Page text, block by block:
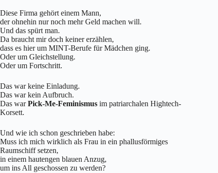
Diese Firma gehört einem Mann,
der ohnehin nur noch mehr Geld machen will.
Und das spürt man.
Da braucht mir doch keiner erzählen,
dass es hier um MINT-Berufe für Mädchen ging.
Oder um Gleichstellung.
Oder um Fortschritt.
Das war keine Einladung.
Das war kein Aufbruch.
Das warPick-Me-Feminismus im patriarchalen Hightech-
Korsett.
Und wie ich schon geschrieben habe:
Muss ich mich wirklich als Frau in ein phallusförmiges
Raumschiff setzen,
in einem hautengen blauen Anzug,
um ins All geschossen zu werden?